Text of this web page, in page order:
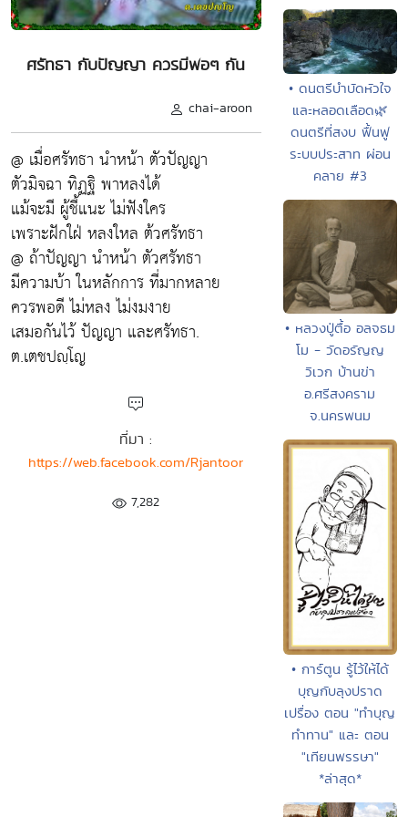
ศรัทธา กับปัญญา ควรมีพอๆ กัน
chai-aroon
@ เมื่อศรัทธา นำหน้า ตัวปัญญา
ตัวมิจฉา ทิฏฐิ พาหลงได้
แม้จะมี ผู้ชี้แนะ ไม่ฟังใคร
เพราะฝักใฝ่ หลงใหล ต้วศรัทธา
@ ถ้าปัญญา นำหน้า ตัวศรัทธา
มีความบ้า ในหลักการ ที่มากหลาย
ควรพอดี ไม่หลง ไม่งมงาย
เสมอกันไว้ ปัญญา และศรัทธา.
ต.เตชปญฺโญ
ที่มา :
https://web.facebook.com/Rjantoor
7,282
• ดนตรีบำบัดหัวใจ
และหลอดเลือด🌿
ดนตรีที่สงบ ฟื้นฟู
ระบบประสาท ผ่อน
คลาย #3
• หลวงปู่ตื้อ อลจธม
โม - วัดอรัญญ
วิเวก บ้านข่า
อ.ศรีสงคราม
จ.นครพนม
• การ์ตูน รู้ไว้ให้ได้
บุญกับลุงปราด
เปรื่อง ตอน "ทำบุญ
ทำทาน" และ ตอน
"เทียนพรรษา"
*ล่าสุด*